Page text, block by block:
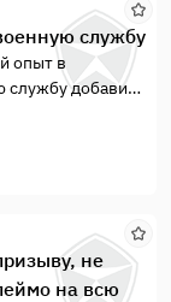
гражданско -
на СВО,
службу
опыт в
службу добавит
парень,
о призыве
А, и
не
на всю